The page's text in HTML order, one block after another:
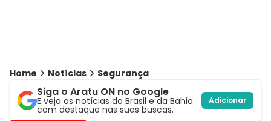
Home Notícias Segurança
Siga o Aratu ON no Google
E veja as notícias do Brasil e da Bahia
com destaque nas suas buscas.
Adicionar